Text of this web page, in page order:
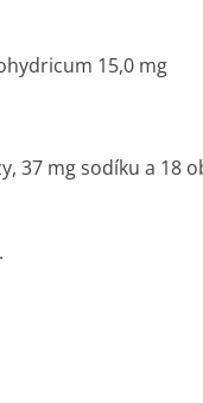
15,0 mg
37 mg sodíku a 18
.